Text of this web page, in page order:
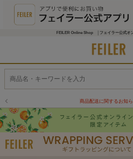
FEILER Online Shop │フェイラー公式オ
物流倉庫の休業に伴う